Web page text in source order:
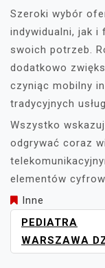
Szeroki wybór
indywidualni, jak i
swoich potrzeb.
dodatkowo
czyniąc mobilny
tradycyjnych
Wszystko
odgrywać coraz
elementów
Inne
NAWIGACJA
WPISU
PEDIATRA
WARSZAWA